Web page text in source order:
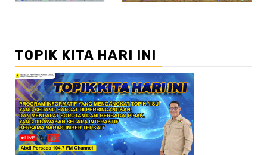
TOPIK KITA HARI INI